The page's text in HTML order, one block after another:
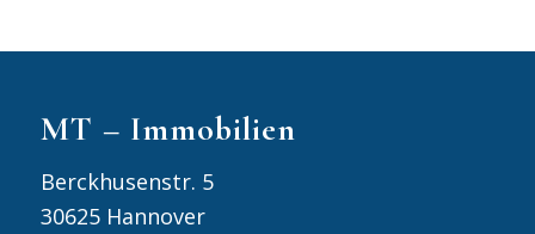
MT – Immobilien
Berckhusenstr. 5
30625 Hannover